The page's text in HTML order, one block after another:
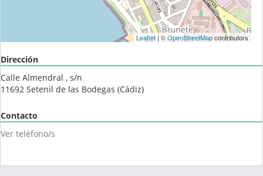
Leaflet| ©OpenStreetMapcontributors
Dirección
Calle Almendral , s/n
11692 Setenil de las Bodegas (Cádiz)
Contacto
Ver teléfono/s